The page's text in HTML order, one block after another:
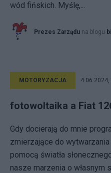
wód fińskich. Myślę,...
Prezes Zarządu na blogu
MOTORYZACJA 4.06.2024,
fotowoltaika a Fiat
Gdy docierają do mnie
zmierzające do
pomocą światła
nasze marzenia o własnym